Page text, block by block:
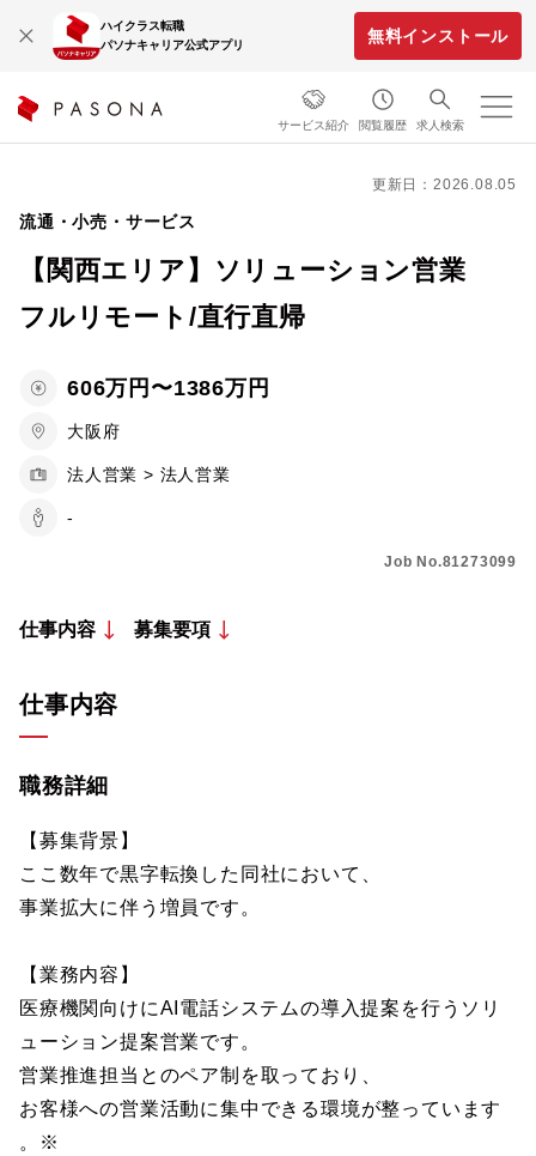
ハイクラス転職
パソナキャリア公式アプリ
無料インストール
サービス紹介 閲覧履歴 求人検索
更新日：2026.08.05
流通・小売・サービス
【関西エリア】ソリューション営業
フルリモート/直行直帰
606万円〜1386万円
大阪府
法人営業 > 法人営業
-
Job No.81273099
仕事内容 募集要項
仕事内容
職務詳細
【募集背景】
ここ数年で黒字転換した同社において、
事業拡大に伴う増員です。
【業務内容】
医療機関向けにAI電話システムの導入提案を行うソリ
ューション提案営業です。
営業推進担当とのペア制を取っており、
お客様への営業活動に集中できる環境が整っています
。※